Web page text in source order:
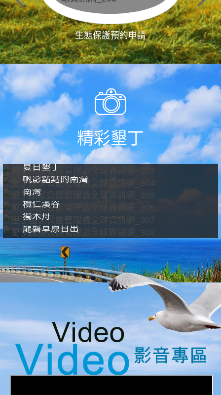
生態保護預約申請
精彩墾丁
夏日墾丁
帆影點點的南灣
南灣
欖仁溪谷
獨木舟
龍磐草原日出